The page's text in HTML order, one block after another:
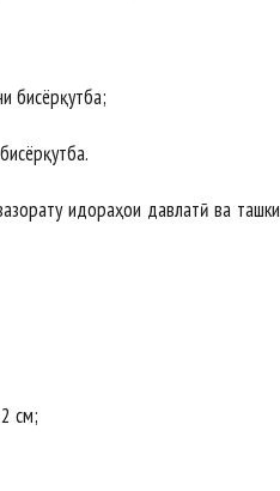
бисёрқутба;
идораҳои давлатӣ ва
см;